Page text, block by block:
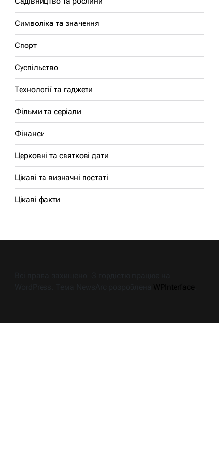
Символіка та значення
Спорт
Суспільство
Технології та гаджети
Фільми та серіали
Фінанси
Церковні та святкові дати
Цікаві та визначні постаті
Цікаві факти